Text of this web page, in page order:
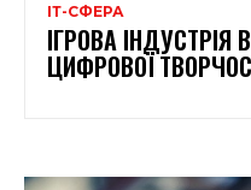
ІТ-СФЕРА
ІГРОВА ІНДУСТРІЯ
ЦИФРОВОЇ